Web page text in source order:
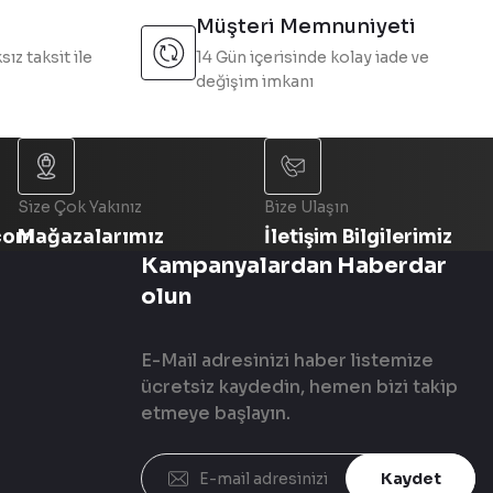
taksit ile
Müşteri Memnuniyeti
14 Gün içerisinde kolay iade ve
değişim imkanı
Size Çok Yakınız
Mağazalarımız
Bize Ulaşın
İletişim Bilgilerimiz
Kampanyalardan Haberdar
olun
E-Mail adresinizi haber listemize
ücretsiz kaydedin, hemen bizi takip
etmeye başlayın.
Kaydet